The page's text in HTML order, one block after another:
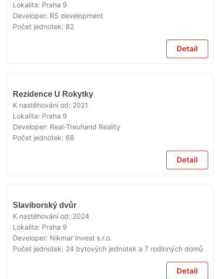
Lokalita: Praha 9
Developer: RS development
Počet jednotek: 82
Detail
Rezidence U Rokytky
K nastěhování od: 2021
Lokalita: Praha 9
Developer: Real-Treuhand Reality
Počet jednotek: 68
Detail
Slaviborský dvůr
K nastěhování od: 2024
Lokalita: Praha 9
Developer: Nikmar Invest s.r.o.
Počet jednotek: 24 bytových jednotek a 7 rodinných domů
Detail